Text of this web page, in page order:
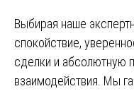
Выбирая наше
спокойствие,
сделки и абсолютную
взаимодействия. Мы